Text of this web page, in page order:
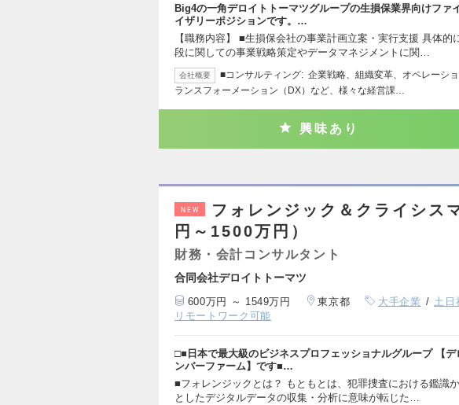
Big4の一角デロイトトーマツグループの生損保業界向けファ
イザリーポジションです。…
【職務内容】 ■生損保会社の事業計画立案・実行支援 具体的
段に関しての事業戦略策定やデータマネジメントに関…
会社概要
■コンサルティング: 企業戦略、組織変革、オペレーシ
ランスフォーメーション（DX）など、様々な経営課…
興味あり
NEW
フォレンジック＆クライシス
円～1500万円）
財務・会計コンサルタント
合同会社デロイトトーマツ
600万円 ～ 1549万円 東京都 大手企業 土日
リモートワーク可能
□■日本で最大級のビジネスプロフェッショナルグループ 【デ
ンバーファーム】です■…
■フォレンジックとは？ もともとは、犯罪捜査における鑑識
としたデジタルデータの収集・分析に意味が転じた…